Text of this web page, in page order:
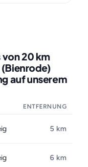
von 20 km
auf unserem
ENTFERNUNG
5 km
6 km